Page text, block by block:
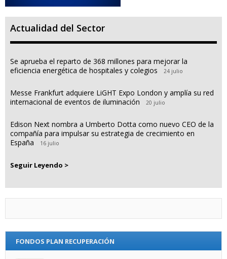
Actualidad del Sector
Se aprueba el reparto de 368 millones para mejorar la
eficiencia energética de hospitales y colegios
24 julio
Messe Frankfurt adquiere LiGHT Expo London y amplía su red
internacional de eventos de iluminación
20 julio
Edison Next nombra a Umberto Dotta como nuevo CEO de la
compañía para impulsar su estrategia de crecimiento en
España
16 julio
Seguir Leyendo >
FONDOS PLAN RECUPERACIÓN